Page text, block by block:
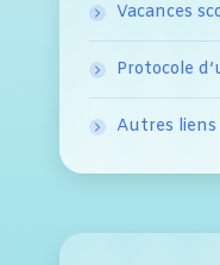
Vacances
Protocole
Autres liens